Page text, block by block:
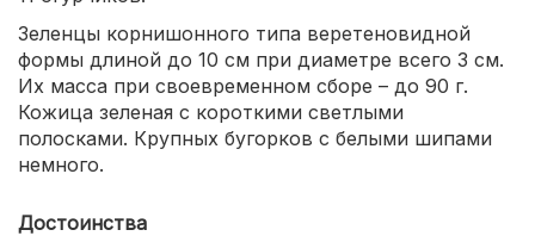
Зеленцы корнишонного типа веретеновидной
формы длиной до 10 см при диаметре всего 3 см.
Их масса при своевременном сборе – до 90 г.
Кожица зеленая с короткими светлыми
полосками. Крупных бугорков с белыми шипами
немного.
Достоинства